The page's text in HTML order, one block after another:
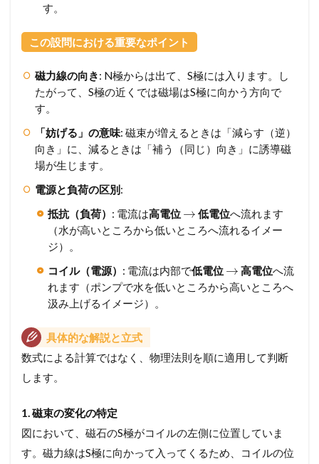
す。
この設問における重要なポイント
磁力線の向き: N極からは出て、S極には入ります。し
たがって、S極の近くでは磁場はS極に向かう方向で
す。
「妨げる」の意味: 磁束が増えるときは「減らす（逆）
向き」に、減るときは「補う（同じ）向き」に誘導磁
場が生じます。
電源と負荷の区別:
抵抗（負荷） : 電流は高電位 → 低電位へ流れます
（水が高いところから低いところへ流れるイメー
ジ）。
コイル（電源） : 電流は内部で低電位 → 高電位へ流
れます（ポンプで水を低いところから高いところへ
汲み上げるイメージ）。
具体的な解説と立式
数式による計算ではなく、物理法則を順に適用して判断
します。
1. 磁束の変化の特定
図において、磁石のS極がコイルの左側に位置していま
す。磁力線はS極に向かって入ってくるため、コイルの位